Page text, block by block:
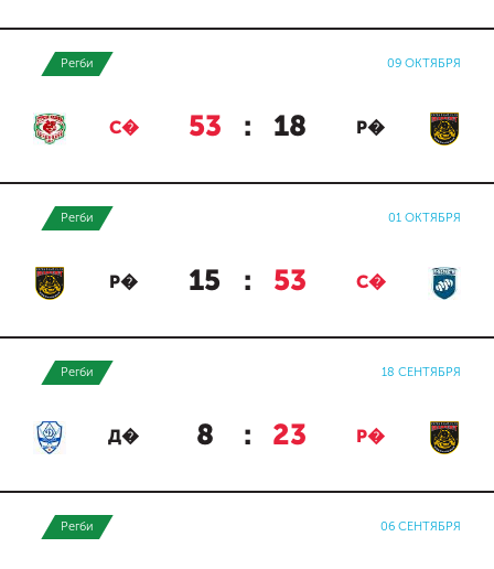
Регби 09 ОКТЯБРЯ
С� 53 : 18 Р�
Регби 01 ОКТЯБРЯ
Р� 15 : 53 С�
Регби 18 СЕНТЯБРЯ
Д� 8 : 23 Р�
Регби 06 СЕНТЯБРЯ